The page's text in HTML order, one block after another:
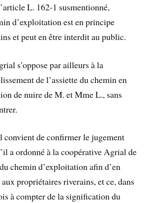
L. 162-1 susmentionné,
d’exploitation est en principe
et peut en être interdit au public.
s’oppose par ailleurs à la
de l’assiette du chemin en
de nuire de M. et Mme L., sans
convient de confirmer le jugement
a ordonné à la coopérative Agrial de
chemin d’exploitation afin d’en
propriétaires riverains, et ce, dans
à compter de la signification du